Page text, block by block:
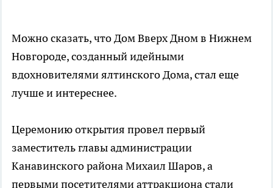
Можно сказать, что Дом Вверх Дном в Нижнем
Новгороде, созданный идейными
вдохновителями ялтинского Дома, стал еще
лучше и интереснее.
Церемонию открытия провел первый
заместитель главы администрации
Канавинского района Михаил Шаров, а
первыми посетителями аттракциона стали